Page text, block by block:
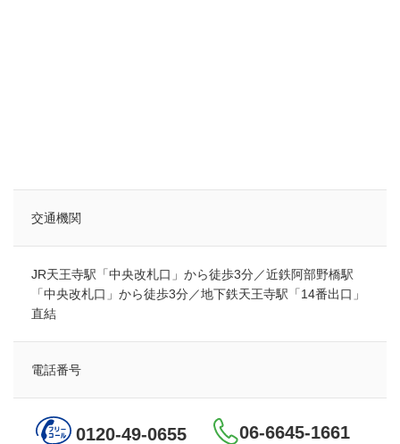
交通機関
JR天王寺駅「中央改札口」から徒歩3分／近鉄阿部野橋駅
「中央改札口」から徒歩3分／地下鉄天王寺駅「14番出口」
直結
電話番号
0120-49-0655 06-6645-1661